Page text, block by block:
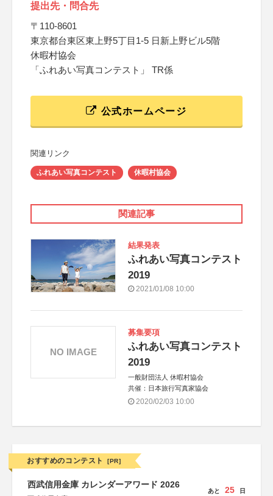
提出先・問合先
〒110-8601
東京都台東区東上野5丁目1-5 日新上野ビル5階
休暇村協会
「ふれあい写真コンテスト」 TR係
公式ホームページ
関連リンク
ふれあい写真コンテスト 休暇村協会
関連記事
結果発表
ふれあい写真コンテスト
2019
2021/01/08 10:00
募集要項
ふれあい写真コンテスト
2019
一般財団法人 休暇村協会
共催：日本旅行写真家協会
2020/02/03 10:00
NO IMAGE
おすすめのコンテスト [PR]
西武信用金庫 カレンダーアワード 2026
あと 25 日